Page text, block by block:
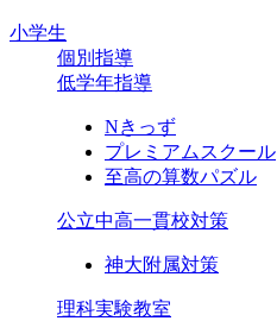
小学生
個別指導
低学年指導
Nきっず
プレミアムスクール
至高の算数パズル
公立中高一貫校対策
神大附属対策
理科実験教室